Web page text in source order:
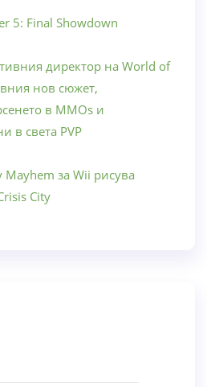
5: Final Showdown
директор на World of
нов сюжет,
в MMOs и
в света PVP
Mayhem за Wii рисува
City